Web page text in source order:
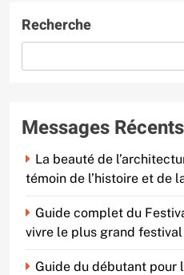
Recherche
Messages Récents
La beauté de
témoin de l’histoire et de
Guide complet du
vivre le plus grand
Guide du débutant pour